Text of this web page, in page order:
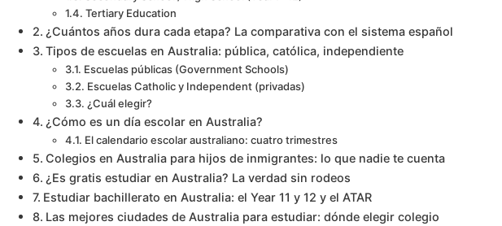
Tertiary Education
¿Cuántos años dura cada etapa? La comparativa con el sistema español
Tipos de escuelas en Australia: pública, católica, independiente
Escuelas públicas (Government Schools)
Escuelas Catholic y Independent (privadas)
¿Cuál elegir?
¿Cómo es un día escolar en Australia?
El calendario escolar australiano: cuatro trimestres
Colegios en Australia para hijos de inmigrantes: lo que nadie te cuenta
¿Es gratis estudiar en Australia? La verdad sin rodeos
Estudiar bachillerato en Australia: el Year 11 y 12 y el ATAR
Las mejores ciudades de Australia para estudiar: dónde elegir colegio